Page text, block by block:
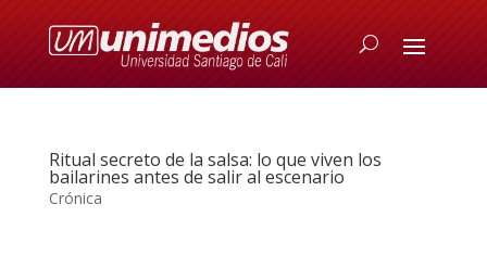
Ritual secreto de la salsa: lo que viven los
bailarines antes de salir al escenario
Crónica